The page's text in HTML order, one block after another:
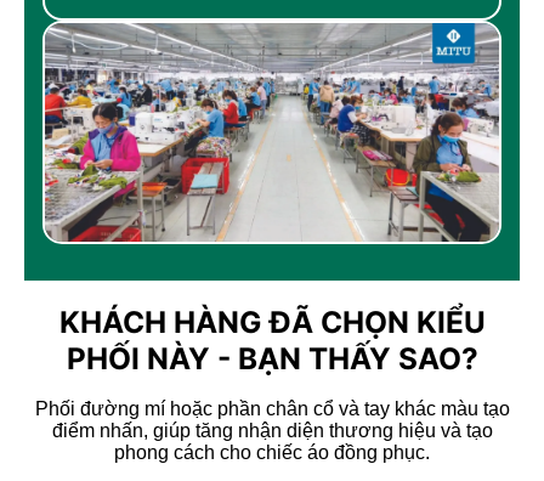
KHÁCH HÀNG ĐÃ CHỌN KIỂU
PHỐI NÀY - BẠN THẤY SAO?
Phối đường mí hoặc phần chân cổ và tay khác màu tạo
điểm nhấn, giúp tăng nhận diện thương hiệu và tạo
phong cách cho chiếc áo đồng phục.